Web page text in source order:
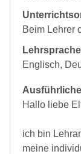
Beim Lehrer
Englisch,
Hallo liebe
ich bin
meine